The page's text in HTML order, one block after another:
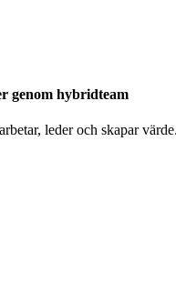
genom hybridteam
leder och skapar